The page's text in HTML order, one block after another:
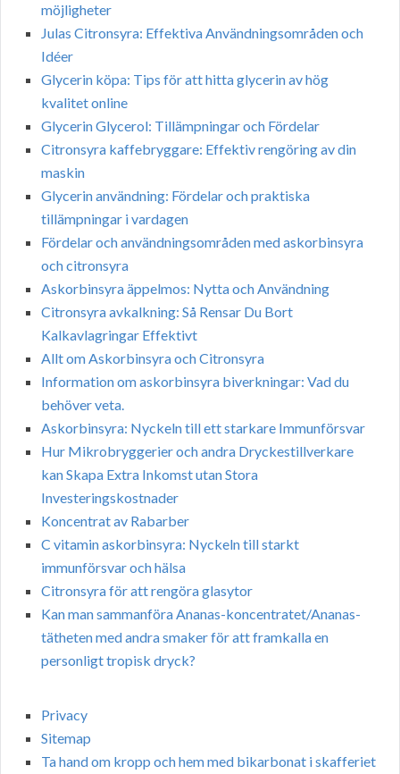
möjligheter
Julas Citronsyra: Effektiva Användningsområden och
Idéer
Glycerin köpa: Tips för att hitta glycerin av hög
kvalitet online
Glycerin Glycerol: Tillämpningar och Fördelar
Citronsyra kaffebryggare: Effektiv rengöring av din
maskin
Glycerin användning: Fördelar och praktiska
tillämpningar i vardagen
Fördelar och användningsområden med askorbinsyra
och citronsyra
Askorbinsyra äppelmos: Nytta och Användning
Citronsyra avkalkning: Så Rensar Du Bort
Kalkavlagringar Effektivt
Allt om Askorbinsyra och Citronsyra
Information om askorbinsyra biverkningar: Vad du
behöver veta.
Askorbinsyra: Nyckeln till ett starkare Immunförsvar
Hur Mikrobryggerier och andra Dryckestillverkare
kan Skapa Extra Inkomst utan Stora
Investeringskostnader
Koncentrat av Rabarber
C vitamin askorbinsyra: Nyckeln till starkt
immunförsvar och hälsa
Citronsyra för att rengöra glasytor
Kan man sammanföra Ananas-koncentratet/Ananas-
tätheten med andra smaker för att framkalla en
personligt tropisk dryck?
Privacy
Sitemap
Ta hand om kropp och hem med bikarbonat i skafferiet